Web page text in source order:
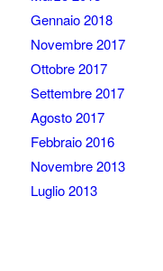
Gennaio 2018
Novembre 2017
Ottobre 2017
Settembre 2017
Agosto 2017
Febbraio 2016
Novembre 2013
Luglio 2013